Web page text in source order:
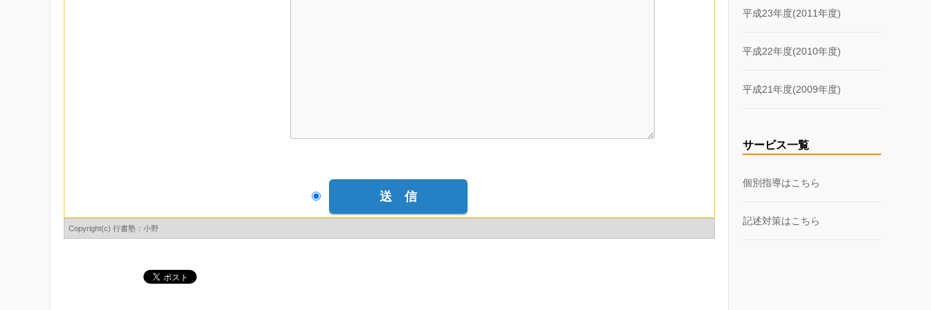
Copyright(c) 行書塾：小野
平成23年度(2011年度)
平成22年度(2010年度)
平成21年度(2009年度)
サービス一覧
個別指導はこちら
記述対策はこちら